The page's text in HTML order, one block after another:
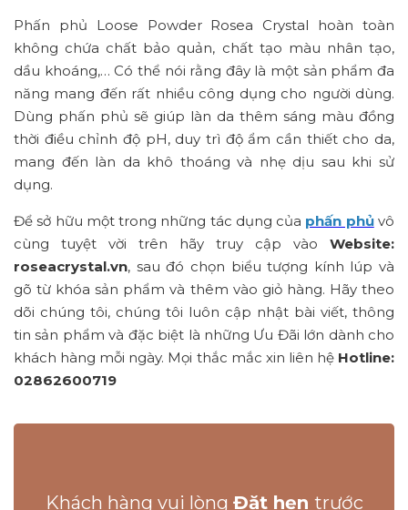
Phấn phủ Loose Powder Rosea Crystal hoàn toàn
không chứa chất bảo quản, chất tạo màu nhân tạo,
dầu khoáng,… Có thể nói rằng đây là một sản phẩm đa
năng mang đến rất nhiều công dụng cho người dùng.
Dùng phấn phủ sẽ giúp làn da thêm sáng màu đồng
thời điều chỉnh độ pH, duy trì độ ẩm cần thiết cho da,
mang đến làn da khô thoáng và nhẹ dịu sau khi sử
dụng.
Để sở hữu một trong những tác dụng của phấn phủvô
cùng tuyệt vời trên hãy truy cập vào Website:
roseacrystal.vn, sau đó chọn biểu tượng kính lúp và
gõ từ khóa sản phẩm và thêm vào giỏ hàng. Hãy theo
dõi chúng tôi, chúng tôi luôn cập nhật bài viết, thông
tin sản phẩm và đặc biệt là những Ưu Đãi lớn dành cho
khách hàng mỗi ngày. Mọi thắc mắc xin liên hệ Hotline:
02862600719
Khách hàng vui lòng Đặt hẹn trước